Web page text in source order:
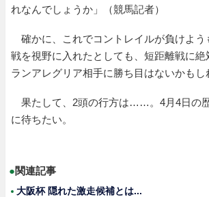
れなんでしょうか」（競馬記者）
確かに、これでコントレイルが負けよう
戦を視野に入れたとしても、短距離戦に
ランアレグリア相手に勝ち目はないかもし
果たして、2頭の行方は……。4月4日の
に待ちたい。
●関連記事
大阪杯 隠れた激走候補とは...